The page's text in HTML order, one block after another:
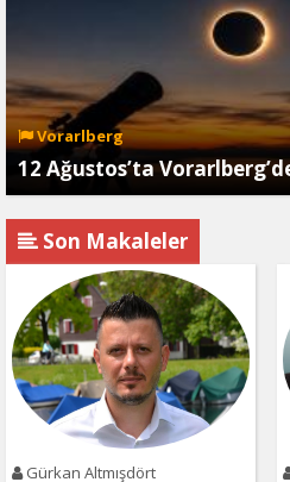
Vorarlberg
12 Ağustos’ta
Son Makaleler
Gürkan Altmışdört